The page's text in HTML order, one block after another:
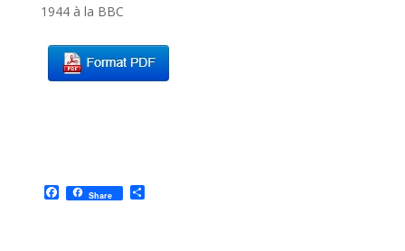
1944 à la BBC
F
a
Share P